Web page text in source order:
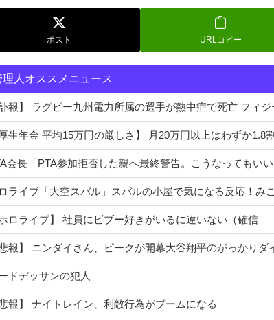
ポスト URLコピー
理人オススメニュース
訃報】 ラグビー九州電力所属の選手が熱中症で死亡 フィ
厚生年金 平均15万円の厳しさ】 月20万円以上はわずか1.8
会長「PTA参加拒否した親へ最終警告。こうなってもいい
イブ「大空スバル」スバルの小屋で気になる反応！みこち怖かった発言フォローすること
ホロライブ】 社員にビブー好きがいるに違いない（確信
悲報】 ニンダイさん、ピークが開幕大谷翔平のがっかり
ドデッサンの犯人
悲報】 ナイトレイン、利敵行為がブームになる